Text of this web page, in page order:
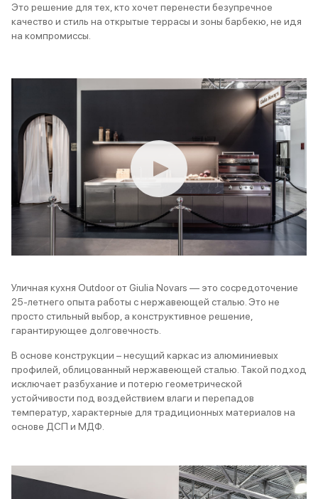
Это решение для тех, кто хочет перенести безупречное
качество и стиль на открытые террасы и зоны барбекю, не идя
на компромиссы.
Уличная кухня Outdoor от Giulia Novars — это сосредоточение
25-летнего опыта работы с нержавеющей сталью. Это не
просто стильный выбор, а конструктивное решение,
гарантирующее долговечность.
В основе конструкции – несущий каркас из алюминиевых
профилей, облицованный нержавеющей сталью. Такой подход
исключает разбухание и потерю геометрической
устойчивости под воздействием влаги и перепадов
температур, характерные для традиционных материалов на
основе ДСП и МДФ.